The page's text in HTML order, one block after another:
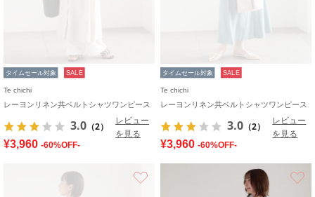
タイムセール対象 SALE
Te chichi
レーヨンリネン共ベルトシャツワンピース
3.0 （2）
レビュー
を見る
¥3,960 -60%OFF-
タイムセール対象 SALE
Te chichi
レーヨンリネン共ベルトシャツワンピース
3.0 （2）
レビュー
を見る
¥3,960 -60%OFF-